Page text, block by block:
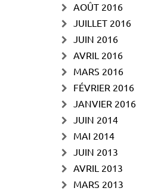
AOÛT 2016
JUILLET 2016
JUIN 2016
AVRIL 2016
MARS 2016
FÉVRIER 2016
JANVIER 2016
JUIN 2014
MAI 2014
JUIN 2013
AVRIL 2013
MARS 2013